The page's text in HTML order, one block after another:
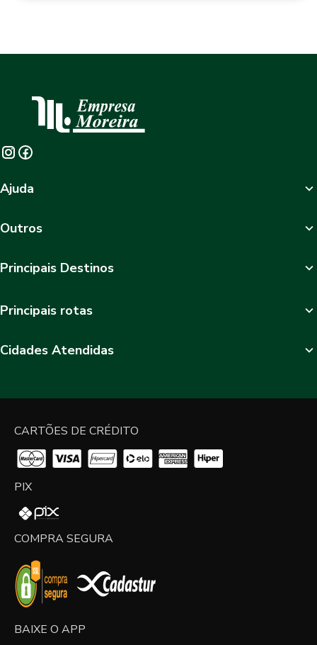
Ajuda
Outros
Principais Destinos
Principais rotas
Cidades Atendidas
CARTÕES DE CRÉDITO
PIX
COMPRA SEGURA
BAIXE O APP